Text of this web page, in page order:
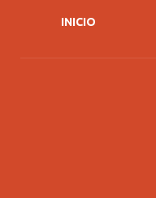
INICIO